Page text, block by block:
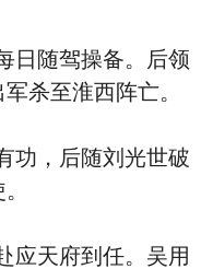
随驾操备。后领
杀至淮西阵亡。
，后随刘光世破
天府到任。吴用